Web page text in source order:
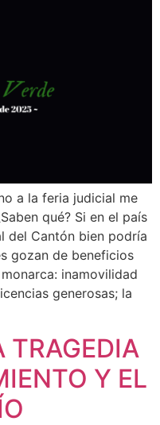
a la feria judicial me
qué? Si en el país
del Cantón bien podría
gozan de beneficios
inamovilidad
generosas; la
TRAGEDIA
Y EL